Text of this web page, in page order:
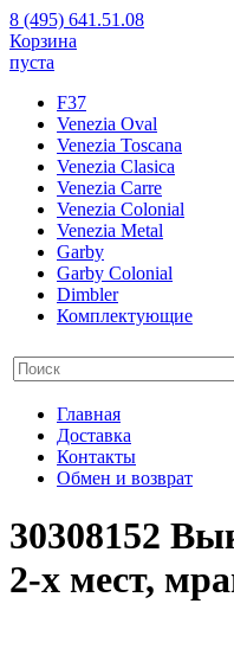
8 (495) 641.51.08
Корзина
пуста
F37
Venezia Oval
Venezia Toscana
Venezia Clasica
Venezia Carre
Venezia Colonial
Venezia Metal
Garby
Garby Colonial
Dimbler
Комплектующие
Главная
Доставка
Контакты
Обмен и возврат
30308152
2-х мест,